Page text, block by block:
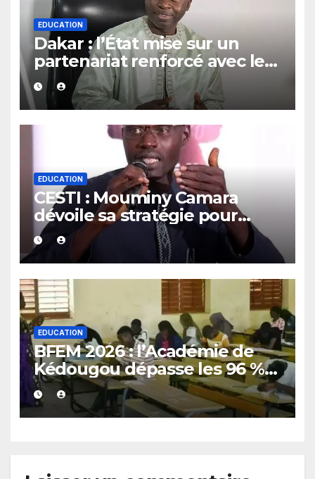
EDUCATION
Dakar : l’État mise sur un
partenariat renforcé avec les
guides religieux et les
diplômés en arabe
EDUCATION
CESTI : Mouminy Camara
dévoile sa stratégie pour
renforcer l’excellence
EDUCATION
BFEM 2026 : l’Académie de
Kédougou dépasse les 96 %
de réussite et confirme son
excellence